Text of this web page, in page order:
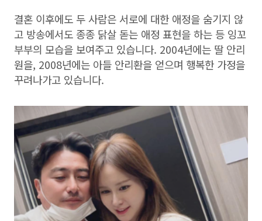
결혼 이후에도 두 사람은 서로에 대한 애정을 숨기지 않
고 방송에서도 종종 닭살 돋는 애정 표현을 하는 등 잉꼬
부부의 모습을 보여주고 있습니다. 2004년에는 딸 안리
원을, 2008년에는 아들 안리환을 얻으며 행복한 가정을
꾸려나가고 있습니다.